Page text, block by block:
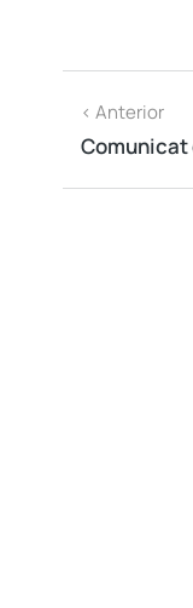
< Anterior